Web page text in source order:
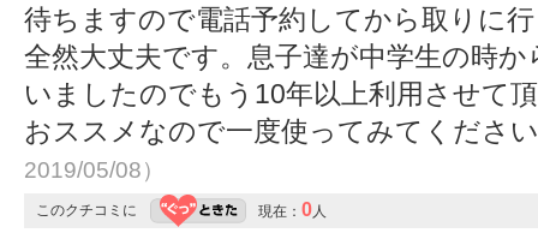
待ちますので電話予約してから取りに
全然大丈夫です。息子達が中学生の時
いましたのでもう10年以上利用させて
おススメなので一度使ってみてくださ
2019/05/08）
このクチコミに 現在： 0人